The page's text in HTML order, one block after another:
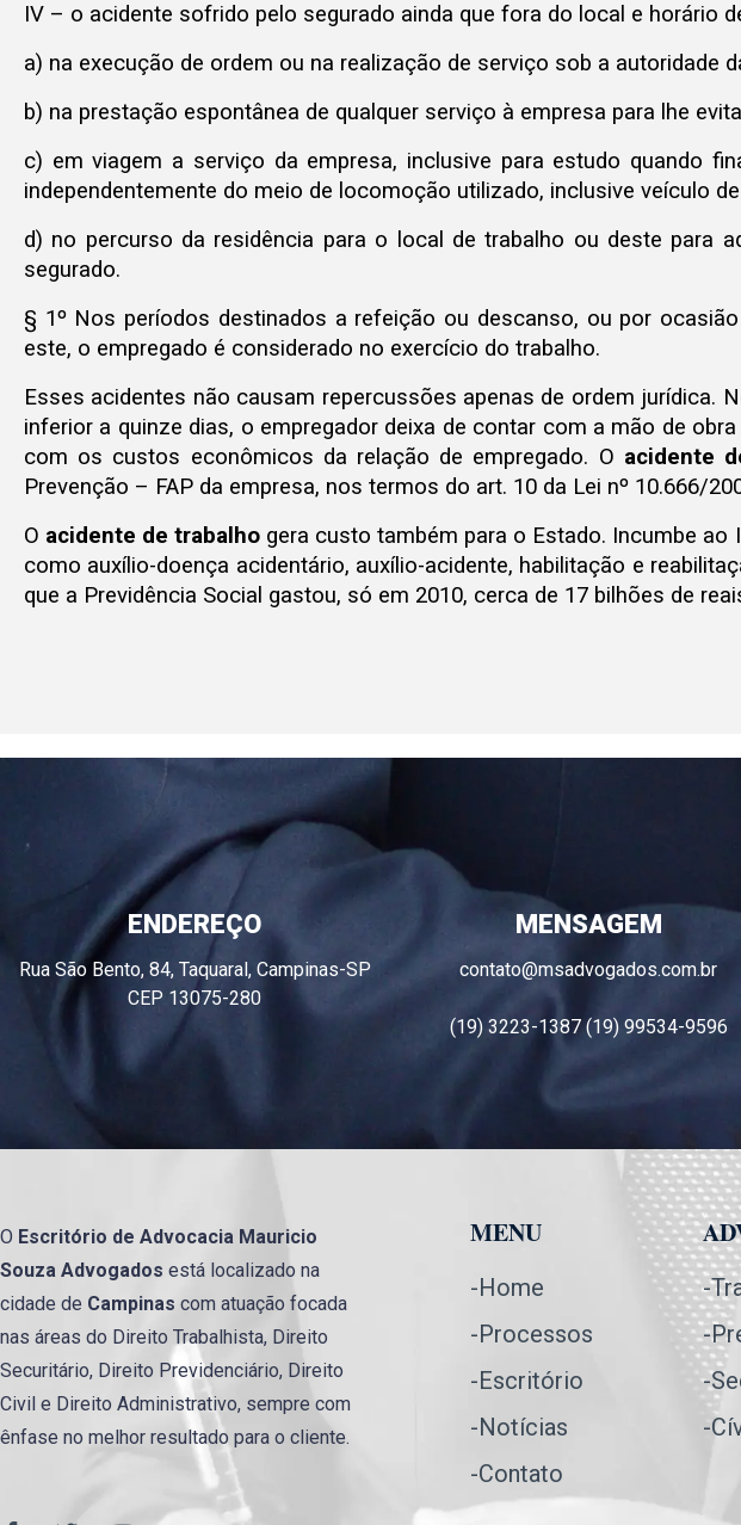
IV – o acidente sofrido pelo segurado ainda que fora do local e horário
a) na execução de ordem ou na realização de serviço sob a autoridade
b) na prestação espontânea de qualquer serviço à empresa para lhe
c) em viagem a serviço da empresa, inclusive para estudo quando
independentemente do meio de locomoção utilizado, inclusive veículo
d) no percurso da residência para o local de trabalho ou deste para
segurado.
§ 1º Nos períodos destinados a refeição ou descanso, ou por
este, o empregado é considerado no exercício do trabalho.
Esses acidentes não causam repercussões apenas de ordem jurídica.
inferior a quinze dias, o empregador deixa de contar com a mão de
com os custos econômicos da relação de empregado. O acidente
Prevenção – FAP da empresa, nos termos do art. 10 da Lei nº 10.666/
O acidente de trabalho gera custo também para o Estado. Incumbe
como auxílio-doença acidentário, auxílio-acidente, habilitação e
que a Previdência Social gastou, só em 2010, cerca de 17 bilhões de
ENDEREÇO
Rua São Bento, 84, Taquaral, Campinas-SP
CEP 13075-280
MENSAGEM
contato@msadvogados.com.br
(19) 3223-1387 (19) 99534-9596
O Escritório de Advocacia Mauricio
Souza Advogados está localizado na
cidade de Campinas com atuação focada
nas áreas do Direito Trabalhista, Direito
Securitário, Direito Previdenciário, Direito
Civil e Direito Administrativo, sempre com
ênfase no melhor resultado para o cliente.
MENU
-Home
-Processos
-Escritório
-Notícias
-Contato
-
-
-
-